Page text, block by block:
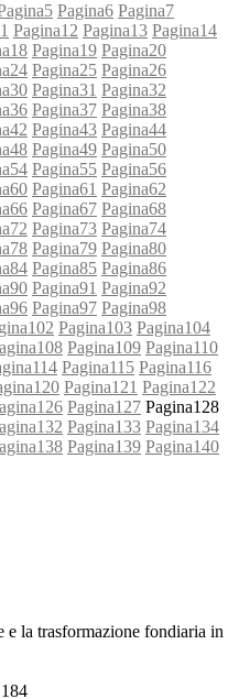
5 Pagina6 Pagina7
Pagina12 Pagina13 Pagina14
18 Pagina19 Pagina20
24 Pagina25 Pagina26
30 Pagina31 Pagina32
36 Pagina37 Pagina38
42 Pagina43 Pagina44
48 Pagina49 Pagina50
54 Pagina55 Pagina56
60 Pagina61 Pagina62
66 Pagina67 Pagina68
72 Pagina73 Pagina74
78 Pagina79 Pagina80
84 Pagina85 Pagina86
90 Pagina91 Pagina92
96 Pagina97 Pagina98
102 Pagina103 Pagina104
108 Pagina109 Pagina110
114 Pagina115 Pagina116
120 Pagina121 Pagina122
126 Pagina127 Pagina128
132 Pagina133 Pagina134
138 Pagina139 Pagina140
la trasformazione fondiaria in